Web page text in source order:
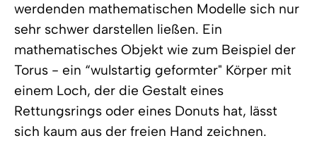
werdenden mathematischen Modelle sich nur
sehr schwer darstellen ließen. Ein
mathematisches Objekt wie zum Beispiel der
Torus - ein “wulstartig geformter" Körper mit
einem Loch, der die Gestalt eines
Rettungsrings oder eines Donuts hat, lässt
sich kaum aus der freien Hand zeichnen.